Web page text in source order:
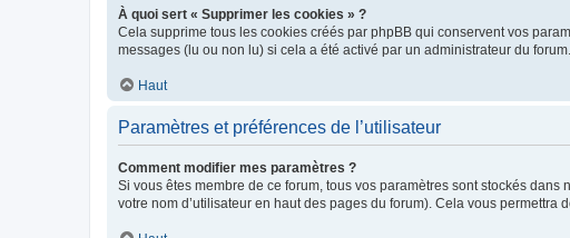
À quoi sert « Supprimer les cookies » ?
Cela supprime tous les cookies créés par phpBB qui conservent vos
messages (lu ou non lu) si cela a été activé par un administrateur du
Haut
Paramètres et préférences de l’utilisateur
Comment modifier mes paramètres ?
Si vous êtes membre de ce forum, tous vos paramètres sont stockés
votre nom d’utilisateur en haut des pages du forum). Cela vous permettra